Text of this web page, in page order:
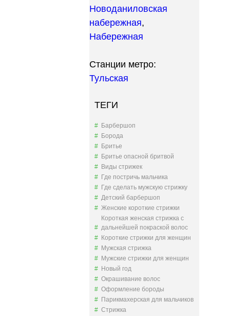
Новоданиловская
набережная,
Набережная
Станции метро:
Тульская
ТЕГИ
Барбершоп
Борода
Бритье
Бритье опасной бритвой
Виды стрижек
Где постричь мальчика
Где сделать мужскую стрижку
Детский барбершоп
Женские короткие стрижки
Короткая женская стрижка с
дальнейшей покраской волос
Короткие стрижки для женщин
Мужская стрижка
Мужские стрижки для женщин
Новый год
Окрашивание волос
Оформление бороды
Парикмахерская для мальчиков
Стрижка